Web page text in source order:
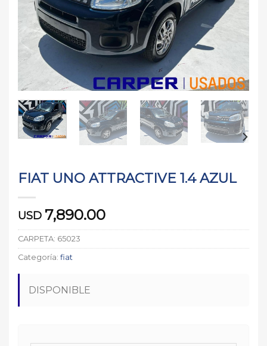
FIAT UNO ATTRACTIVE 1.4 AZUL
USD 7,890.00
CARPETA: 65023
Categoría: fiat
DISPONIBLE